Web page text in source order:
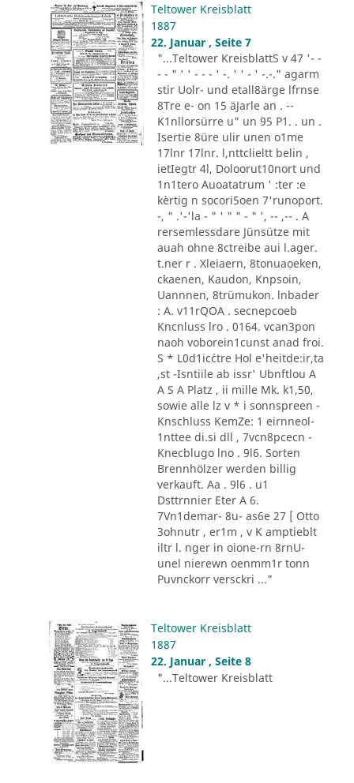
Teltower Kreisblatt
1887
22. Januar , Seite 7
"...Teltower KreisblattS v 47 '- -
- - " ' ' - - - ' -. ' ' - ' -.-." agarm
stir Uolr- und etall8ärge lfrnse
8Tre e- on 15 äJarle an . --
K1nllorsürre u" un 95 P1. . un .
Isertie 8üre ulir unen o1me
17lnr 17lnr. l,nttclieltt belin ,
ietIegtr 4l, Doloorut10nort und
1n1tero Auoatatrum ' :ter :e
kèrtig n socori5oen 7'runoport.
-, " .'-'la - " ' " " - " ', -- ,-- . A
rersemlessdare Jünsütze mit
auah ohne 8ctreibe aui l.ager.
t.ner r . Xleiaern, 8tonuaoeken,
ckaenen, Kaudon, Knpsoin,
Uannnen, 8trümukon. lnbader
: A. v11rQOA . secnepcoeb
Kncnluss lro . 0164. vcan3pon
naoh voborein1cunst anad froi.
S * L0d1ic´ctre Hol e'heitde:ir,ta
,st -Isntiile ab issr' Ubnftlou A
A S A Platz , ii mille Mk. k1,50,
sowie alle lz v * i sonnspreen -
Knschluss KemZe: 1 eirnneol-
1nttee di.si dll , 7vcn8pcecn -
Knecblugo lno . 9l6. Sorten
Brennhölzer werden billig
verkauft. Aa . 9l6 . u1
Dsttrnnier Eter A 6.
7Vn1demar- 8u- as6e 27 [ Otto
3ohnutr , er1m , v K amptieblt
iltr l. nger in oione-rn 8rnU-
unel nierewn oenmm1r tonn
Puvnckorr versckri ..."
Teltower Kreisblatt
1887
22. Januar , Seite 8
"...Teltower Kreisblatt